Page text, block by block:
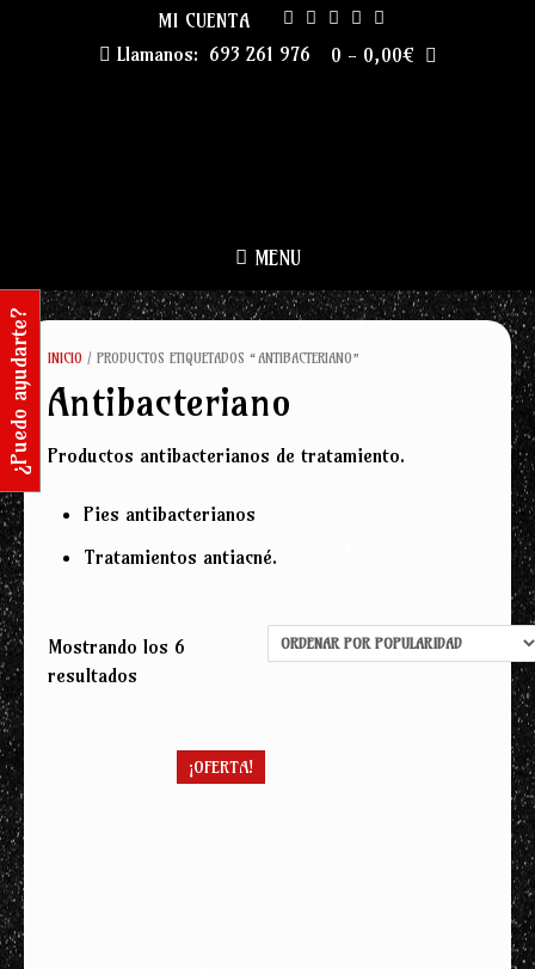
MI CUENTA
Llamanos: 693 261 976 0 - 0,00€
MENU
INICIO / PRODUCTOS ETIQUETADOS “ANTIBACTERIANO”
Antibacteriano
Productos antibacterianos de tratamiento.
Pies antibacterianos
Tratamientos antiacné.
Mostrando los 6
resultados
¡OFERTA!
¿Puedo ayudarte?